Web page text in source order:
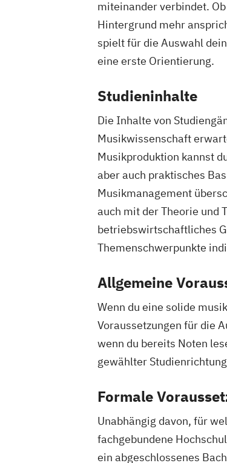
miteinander verbindet.
Hintergrund mehr
spielt für die Auswahl
eine erste Orientierung.
Studieninhalte
Die Inhalte von
Musikwissenschaft
Musikproduktion kannst
aber auch praktisches
Musikmanagement
auch mit der Theorie und
betriebswirtschaftliches
Themenschwerpunkte
Allgemeine
Wenn du eine solide
Voraussetzungen für die
wenn du bereits Noten
gewählter
Formale
Unabhängig davon, für
fachgebundene
ein abgeschlossenes